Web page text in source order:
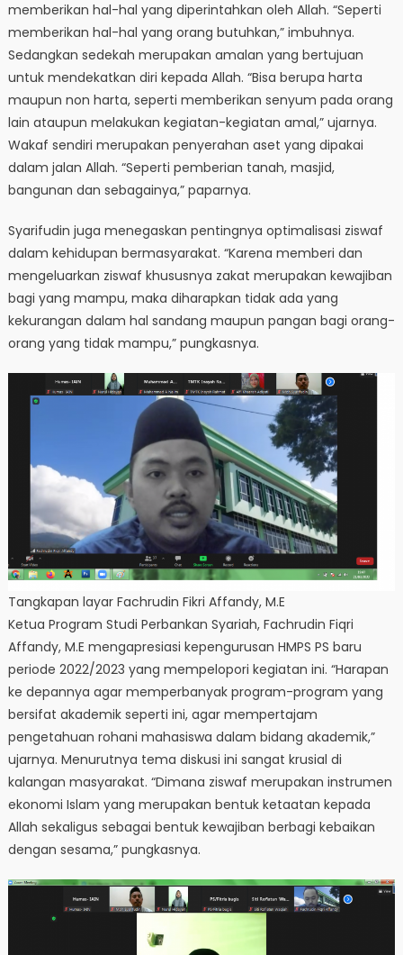
memberikan hal-hal yang diperintahkan oleh Allah. “Seperti
memberikan hal-hal yang orang butuhkan,” imbuhnya.
Sedangkan sedekah merupakan amalan yang bertujuan
untuk mendekatkan diri kepada Allah. “Bisa berupa harta
maupun non harta, seperti memberikan senyum pada orang
lain ataupun melakukan kegiatan-kegiatan amal,” ujarnya.
Wakaf sendiri merupakan penyerahan aset yang dipakai
dalam jalan Allah. “Seperti pemberian tanah, masjid,
bangunan dan sebagainya,” paparnya.
Syarifudin juga menegaskan pentingnya optimalisasi ziswaf
dalam kehidupan bermasyarakat. “Karena memberi dan
mengeluarkan ziswaf khususnya zakat merupakan kewajiban
bagi yang mampu, maka diharapkan tidak ada yang
kekurangan dalam hal sandang maupun pangan bagi orang-
orang yang tidak mampu,” pungkasnya.
Tangkapan layar Fachrudin Fikri Affandy, M.E
Ketua Program Studi Perbankan Syariah, Fachrudin Fiqri
Affandy, M.E mengapresiasi kepengurusan HMPS PS baru
periode 2022/2023 yang mempelopori kegiatan ini. “Harapan
ke depannya agar memperbanyak program-program yang
bersifat akademik seperti ini, agar mempertajam
pengetahuan rohani mahasiswa dalam bidang akademik,”
ujarnya. Menurutnya tema diskusi ini sangat krusial di
kalangan masyarakat. “Dimana ziswaf merupakan instrumen
ekonomi Islam yang merupakan bentuk ketaatan kepada
Allah sekaligus sebagai bentuk kewajiban berbagi kebaikan
dengan sesama,” pungkasnya.